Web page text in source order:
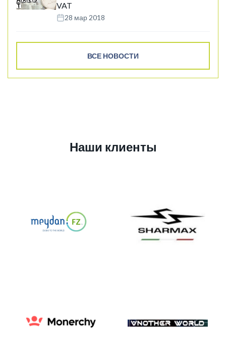
VAT
28 мар 2018
ВСЕ НОВОСТИ
Наши клиенты